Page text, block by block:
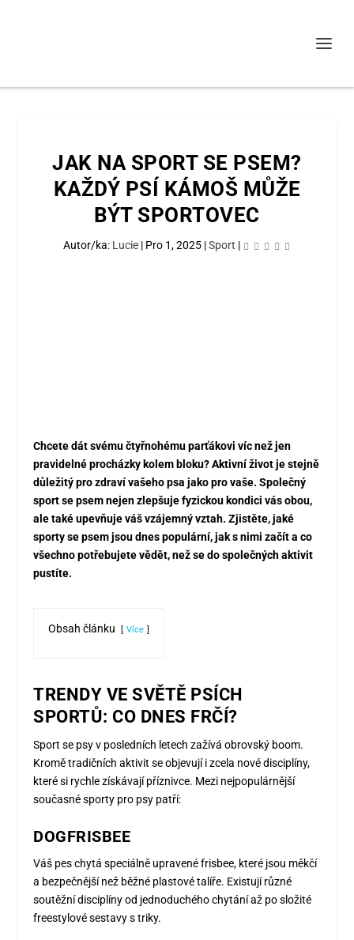
JAK NA SPORT SE PSEM?
KAŽDÝ PSÍ KÁMOŠ MŮŽE
BÝT SPORTOVEC
Autor/ka: Lucie| Pro 1, 2025|Sport |
Chcete dát svému čtyřnohému parťákovi víc než jen
pravidelné procházky kolem bloku? Aktivní život je stejně
důležitý pro zdraví vašeho psa jako pro vaše. Společný
sport se psem nejen zlepšuje fyzickou kondici vás obou,
ale také upevňuje váš vzájemný vztah. Zjistěte, jaké
sporty se psem jsou dnes populární, jak s nimi začít a co
všechno potřebujete vědět, než se do společných aktivit
pustíte.
Obsah článku Více
TRENDY VE SVĚTĚ PSÍCH
SPORTŮ: CO DNES FRČÍ?
Sport se psy v posledních letech zažívá obrovský boom.
Kromě tradičních aktivit se objevují i zcela nové disciplíny,
které si rychle získávají příznivce. Mezi nejpopulárnější
současné sporty pro psy patří:
DOGFRISBEE
Váš pes chytá speciálně upravené frisbee, které jsou měkčí
a bezpečnější než běžné plastové talíře. Existují různé
soutěžní disciplíny od jednoduchého chytání až po složité
freestylové sestavy s triky.